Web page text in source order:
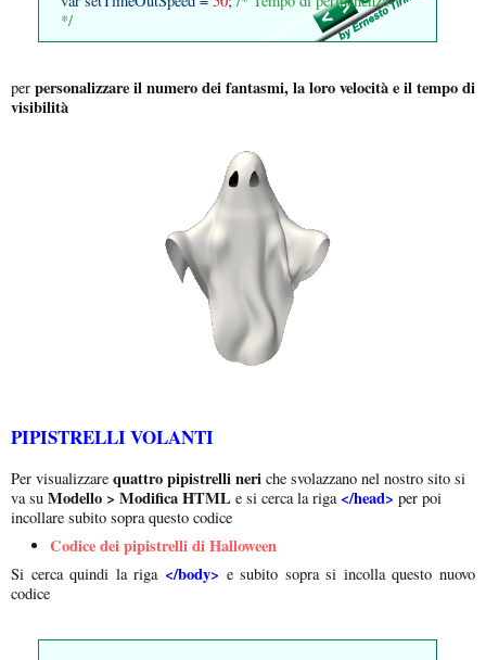
*/
per personalizzare il numero dei fantasmi, la loro velocità e il tempo di
visibilità
PIPISTRELLI VOLANTI
Per visualizzare quattro pipistrelli neri che svolazzano nel nostro sito si
va su Modello > Modifica HTML e si cerca la riga </head> per poi
incollare subito sopra questo codice
Codice dei pipistrelli di Halloween
Si cerca quindi la riga</body> e subito sopra si incolla questo nuovo
codice